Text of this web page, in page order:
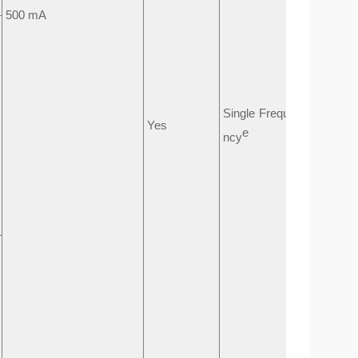
500 mA
Yes
Single Freque
ncye